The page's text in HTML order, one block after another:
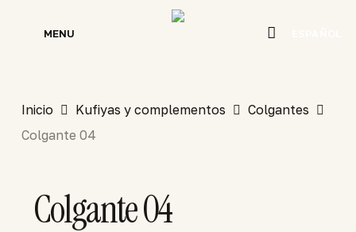
MENU
Inicio Kufiyas y complementos
Colgantes
Colgante 04
Colgante 04